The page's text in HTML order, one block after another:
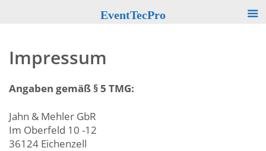
Impressum
Angaben gemäß § 5 TMG:
Jahn & Mehler GbR
Im Oberfeld 10 -12
36124 Eichenzell
EventTecPro